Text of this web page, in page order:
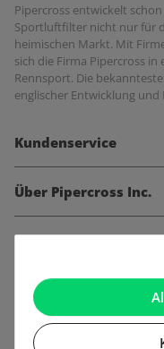
Pipercross entwickelt
Sportluftfilter nicht nur für
heimischen Markt. Mit
sich die Firma Pipercross
Rennsport. Die
englischer Entwicklung und
Kundenservice
Über Pipercross Inc.
Informationen
Gesetzliche